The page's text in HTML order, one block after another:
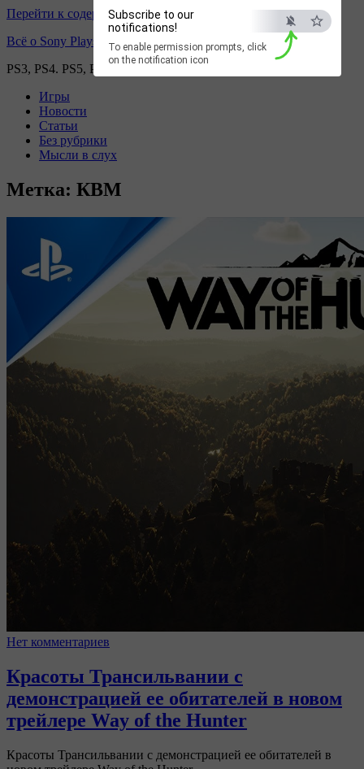
Subscribe to our
notifications!
To enable permission prompts, click
on the notification icon
Перейти к содержимому
Всё о Sony Playstation
PS3, PS4. PS5, PS games
Игры
Новости
Статьи
Без рубрики
Мысли в слух
Метка: КВМ
Нет комментариев
Красоты Трансильвании с
демонстрацией ее обитателей в новом
трейлере Way of the Hunter
Красоты Трансильвании с демонстрацией ее обитателей в